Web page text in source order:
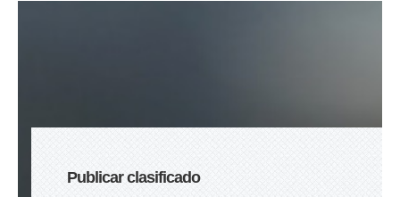
Publicar clasificado